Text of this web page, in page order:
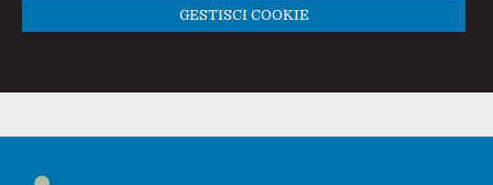
GESTISCI COOKIE